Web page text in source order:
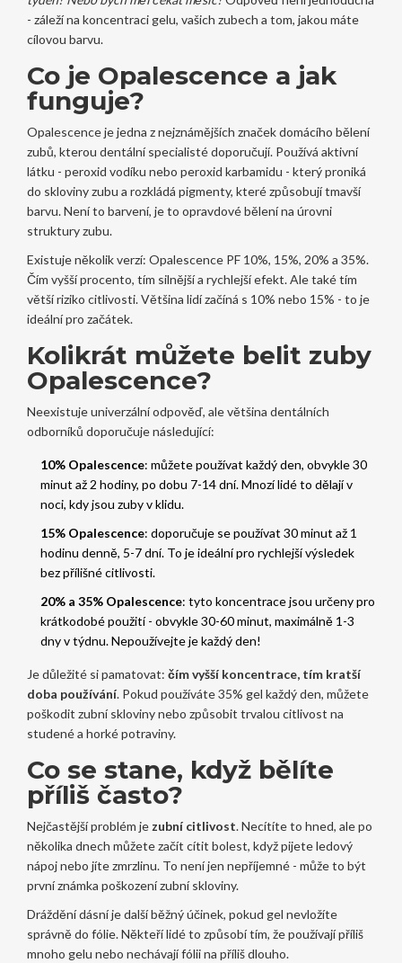
- záleží na koncentraci gelu, vašich zubech a tom, jakou máte
cílovou barvu.
Co je Opalescence a jak
funguje?
Opalescence je jedna z nejznámějších značek domácího bělení
zubů, kterou dentální specialisté doporučují. Používá aktivní
látku - peroxid vodíku nebo peroxid karbamidu - který proniká
do skloviny zubu a rozkládá pigmenty, které způsobují tmavší
barvu. Není to barvení, je to opravdové bělení na úrovni
struktury zubu.
Existuje několik verzí: Opalescence PF 10%, 15%, 20% a 35%.
Čím vyšší procento, tím silnější a rychlejší efekt. Ale také tím
větší riziko citlivosti. Většina lidí začíná s 10% nebo 15% - to je
ideální pro začátek.
Kolikrát můžete belit zuby
Opalescence?
Neexistuje univerzální odpověď, ale většina dentálních
odborníků doporučuje následující:
10% Opalescence: můžete používat každý den, obvykle 30
minut až 2 hodiny, po dobu 7-14 dní. Mnozí lidé to dělají v
noci, kdy jsou zuby v klidu.
15% Opalescence: doporučuje se používat 30 minut až 1
hodinu denně, 5-7 dní. To je ideální pro rychlejší výsledek
bez přílišné citlivosti.
20% a 35% Opalescence: tyto koncentrace jsou určeny pro
krátkodobé použití - obvykle 30-60 minut, maximálně 1-3
dny v týdnu. Nepoužívejte je každý den!
Je důležité si pamatovat: čím vyšší koncentrace, tím kratší
doba používání. Pokud používáte 35% gel každý den, můžete
poškodit zubní skloviny nebo způsobit trvalou citlivost na
studené a horké potraviny.
Co se stane, když bělíte
příliš často?
Nejčastější problém jezubní citlivost. Necítíte to hned, ale po
několika dnech můžete začít cítit bolest, když pijete ledový
nápoj nebo jíte zmrzlinu. To není jen nepříjemné - může to být
první známka poškození zubní skloviny.
Dráždění dásní je další běžný účinek, pokud gel nevložíte
správně do fólie. Někteří lidé to způsobí tím, že používají příliš
mnoho gelu nebo nechávají fólii na příliš dlouho.